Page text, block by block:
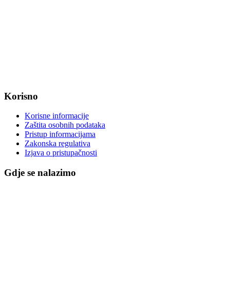
Korisno
Korisne informacije
Zaštita osobnih podataka
Pristup informacijama
Zakonska regulativa
Izjava o pristupačnosti
Gdje se nalazimo